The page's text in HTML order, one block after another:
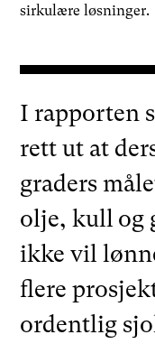
sirkulære løsninger.
I rapporten
rett ut at
graders
olje, kull og
ikke vil
flere
ordentlig